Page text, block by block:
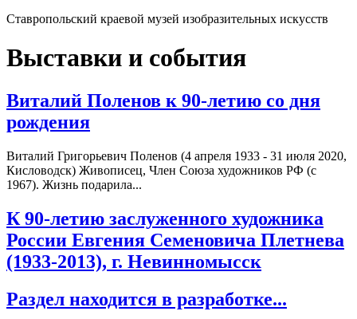
Ставропольский краевой музей изобразительных искусств
Выставки и события
Виталий Поленов к 90-летию со дня
рождения
Виталий Григорьевич Поленов (4 апреля 1933 - 31 июля 2020,
Кисловодск) Живописец, Член Союза художников РФ (с
1967). Жизнь подарила...
К 90-летию заслуженного художника
России Евгения Семеновича Плетнева
(1933-2013), г. Невинномысск
Раздел находится в разработке...